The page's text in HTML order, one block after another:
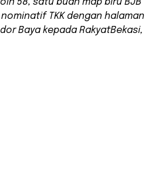
58, satu buah map biru BJB
TKK dengan halaman
Baya kepada RakyatBekasi,